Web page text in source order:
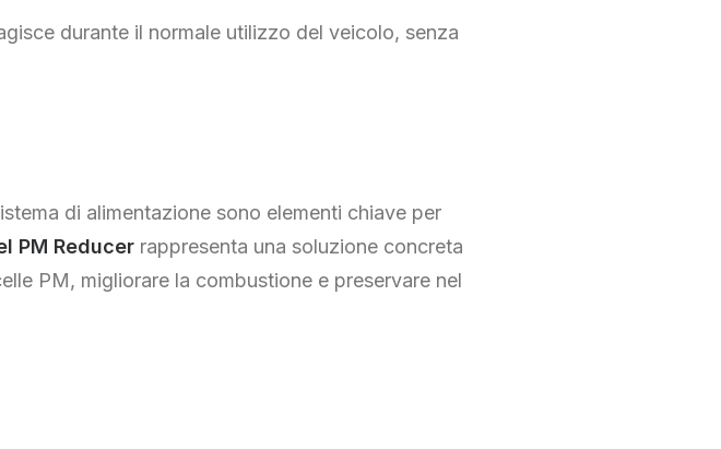
durante il normale utilizzo del veicolo, senza
di alimentazione sono elementi chiave per
PM Reducer rappresenta una soluzione concreta
PM, migliorare la combustione e preservare nel